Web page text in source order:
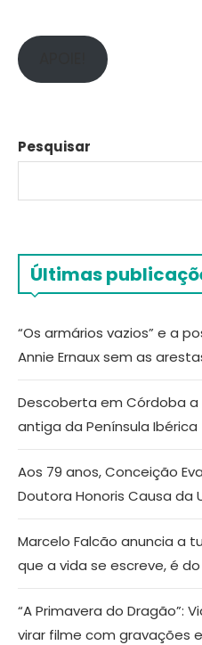
Pesquisar
Últimas
“Os armários vazios” e a
Annie Ernaux sem as
Descoberta em Córdoba
antiga da Península Ibérica
Aos 79 anos, Conceição
Doutora Honoris Causa da
Marcelo Falcão anuncia a
que a vida se escreve, é
“A Primavera do Dragão”:
virar filme com gravações